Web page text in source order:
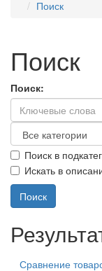
Поиск
Поиск
Поиск:
Поиск в
Искать в
Сравнение